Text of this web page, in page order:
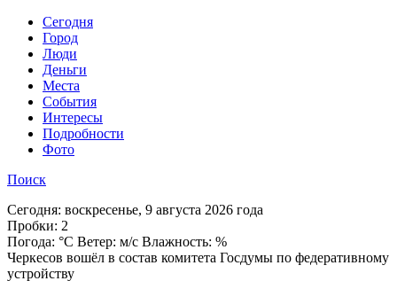
Cегодня
Город
Люди
Деньги
Места
События
Интересы
Подробности
Фото
Поиск
Сегодня: воскресенье, 9 августа 2026 года
Пробки: 2
Погода: °C Ветер: м/с Влажность: %
Черкесов вошёл в состав комитета Госдумы по федеративному
устройству